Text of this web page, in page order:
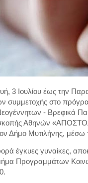
3 Ιουλίου έως την
συμμετοχής στο
- Βρεφικά
Αθηνών
Δήμο Μυτιλήνης, μέσω
έγκυες γυναίκες,
Προγραμμάτων